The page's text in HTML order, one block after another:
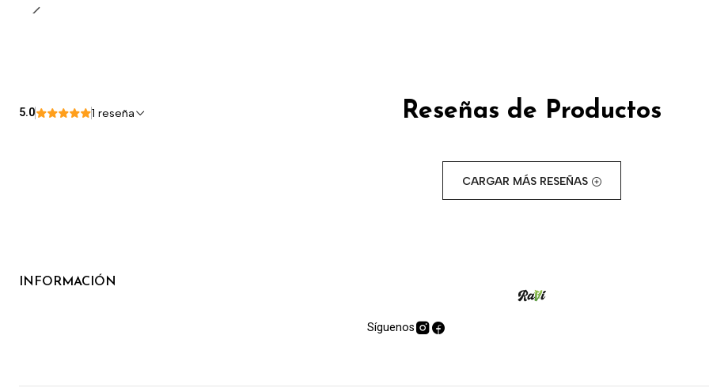
Reseñas de Productos
5.0 1 reseña
CARGAR MÁS RESEÑAS
INFORMACIÓN
Síguenos